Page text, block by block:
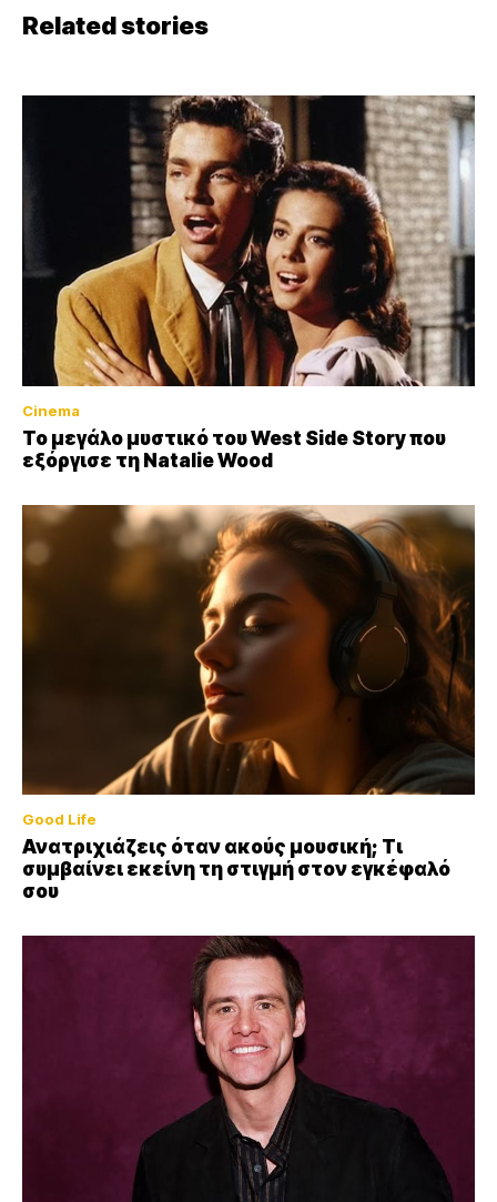
Related stories
Cinema
Το μεγάλο μυστικό του West Side Story που
εξόργισε τη Natalie Wood
Good Life
Ανατριχιάζεις όταν ακούς μουσική; Τι
συμβαίνει εκείνη τη στιγμή στον εγκέφαλό
σου